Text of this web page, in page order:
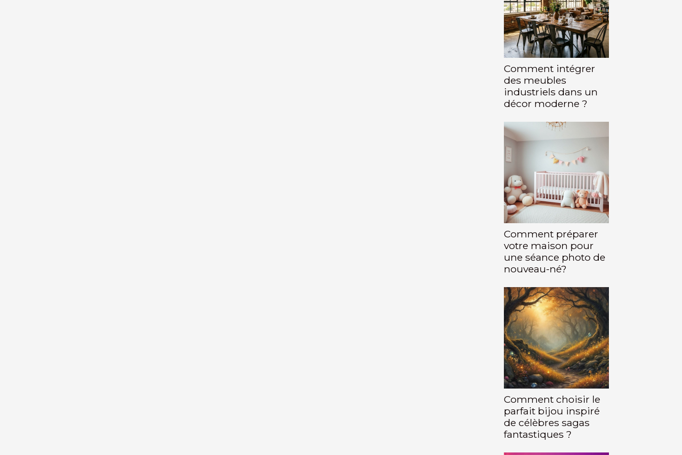
Comment intégrer
des meubles
industriels dans un
décor moderne ?
Comment préparer
votre maison pour
une séance photo de
nouveau-né?
Comment choisir le
parfait bijou inspiré
de célèbres sagas
fantastiques ?